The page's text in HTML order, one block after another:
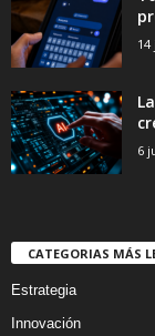
14
6
CATEGORIAS MÁS
Estrategia
Innovación